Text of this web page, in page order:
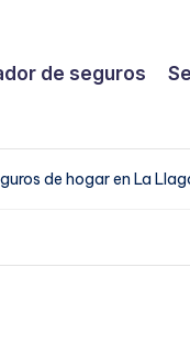
de seguros
de hogar en La